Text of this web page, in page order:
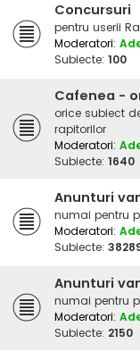
Concursuri
pentru userii
Moderatori:
Subiecte: 100
Cafenea -
orice subiect
rapitorilor
Moderatori:
Subiecte: 1640
Anunturi
numai pentru
Moderatori:
Subiecte:
Anunturi
numai pentru
Moderatori:
Subiecte: 2150